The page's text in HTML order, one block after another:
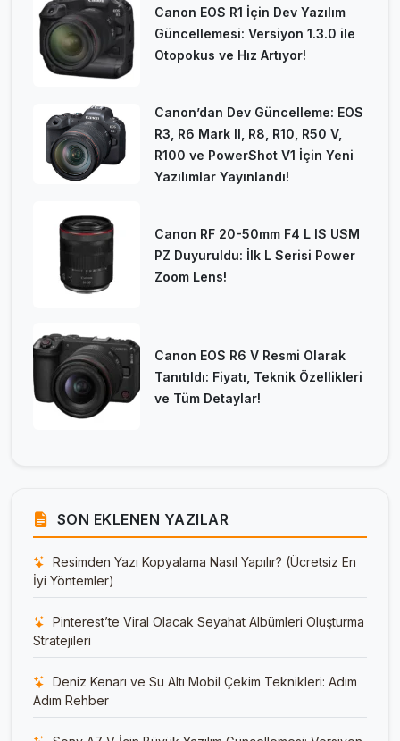
Canon EOS R1 İçin Dev Yazılım
Güncellemesi: Versiyon 1.3.0 ile
Otopokus ve Hız Artıyor!
Canon’dan Dev Güncelleme: EOS
R3, R6 Mark II, R8, R10, R50 V,
R100 ve PowerShot V1 İçin Yeni
Yazılımlar Yayınlandı!
Canon RF 20-50mm F4 L IS USM
PZ Duyuruldu: İlk L Serisi Power
Zoom Lens!
Canon EOS R6 V Resmi Olarak
Tanıtıldı: Fiyatı, Teknik Özellikleri
ve Tüm Detaylar!
SON EKLENEN YAZILAR
Resimden Yazı Kopyalama Nasıl Yapılır? (Ücretsiz En
İyi Yöntemler)
Pinterest’te Viral Olacak Seyahat Albümleri Oluşturma
Stratejileri
Deniz Kenarı ve Su Altı Mobil Çekim Teknikleri: Adım
Adım Rehber